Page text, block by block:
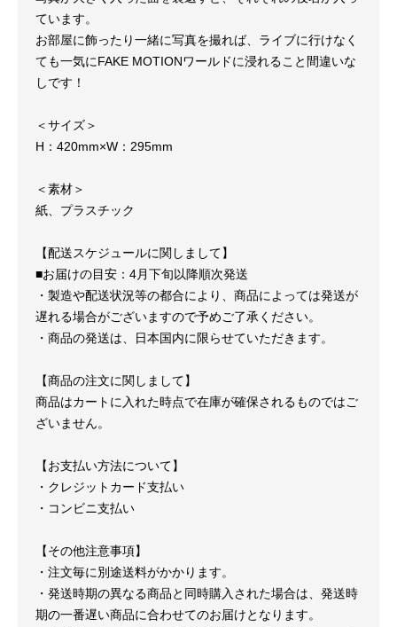
ています。
お部屋に飾ったり一緒に写真を撮れば、ライブに行けなく
ても一気にFAKE MOTIONワールドに浸れること間違いな
しです！
＜サイズ＞
H：420mm×W：295mm
＜素材＞
紙、プラスチック
【配送スケジュールに関しまして】
■お届けの目安： 4月下旬以降順次発送
・製造や配送状況等の都合により、商品によっては発送が
遅れる場合がございますので予めご了承ください。
・商品の発送は、日本国内に限らせていただきます。
【商品の注文に関しまして】
商品はカートに入れた時点で在庫が確保されるものではご
ざいません。
【お支払い方法について】
・クレジットカード支払い
・コンビニ支払い
【その他注意事項】
・注文毎に別途送料がかかります。
・発送時期の異なる商品と同時購入された場合は、発送時
期の一番遅い商品に合わせてのお届けとなります。